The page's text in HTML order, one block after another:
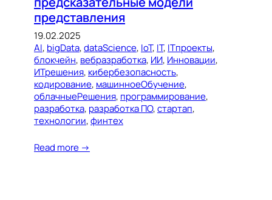
представления
19.02.2025
AI, bigData, dataScience, IoT, IT, ITпроекты
блокчейн, вебразработка, ИИ, Инновации
ИТрешения, кибербезопасность
кодирование, машинноеОбучение
облачныеРешения, программирование
разработка, разработка ПО, стартап
технологии, финтех
Read more →